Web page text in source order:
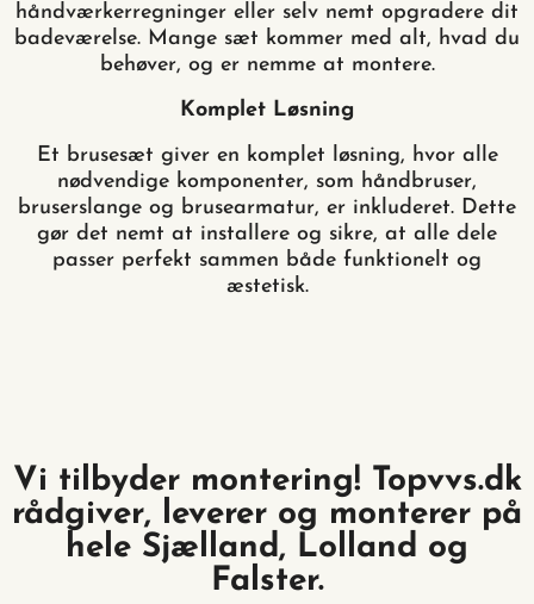
håndværkerregninger eller selv nemt opgradere dit
badeværelse. Mange sæt kommer med alt, hvad du
behøver, og er nemme at montere.
Komplet Løsning
Et brusesæt giver en komplet løsning, hvor alle
nødvendige komponenter, som håndbruser,
bruserslange og brusearmatur, er inkluderet. Dette
gør det nemt at installere og sikre, at alle dele
passer perfekt sammen både funktionelt og
æstetisk.
Vi tilbyder montering! Topvvs.dk
rådgiver, leverer og monterer på
hele Sjælland, Lolland og
Falster.